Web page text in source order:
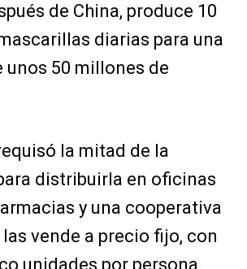
de China, produce 10
diarias para una
unos 50 millones de
la mitad de la
distribuirla en oficinas
y una cooperativa
vende a precio fijo, con
unidades por persona.